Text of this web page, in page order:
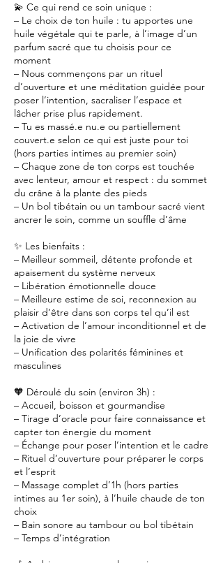
💫 Ce qui rend ce soin unique :
– Le choix de ton huile : tu apportes une
huile végétale qui te parle, à l’image d’un
parfum sacré que tu choisis pour ce
moment
– Nous commençons par un rituel
d’ouverture et une méditation guidée pour
poser l’intention, sacraliser l’espace et
lâcher prise plus rapidement.
– Tu es massé.e nu.e ou partiellement
couvert.e selon ce qui est juste pour toi
(hors parties intimes au premier soin)
– Chaque zone de ton corps est touchée
avec lenteur, amour et respect : du sommet
du crâne à la plante des pieds
– Un bol tibétain ou un tambour sacré vient
ancrer le soin, comme un souffle d’âme
✨ Les bienfaits :
– Meilleur sommeil, détente profonde et
apaisement du système nerveux
– Libération émotionnelle douce
– Meilleure estime de soi, reconnexion au
plaisir d’être dans son corps tel qu’il est
– Activation de l’amour inconditionnel et de
la joie de vivre
– Unification des polarités féminines et
masculines
🧡 Déroulé du soin (environ 3h) :
– Accueil, boisson et gourmandise
– Tirage d’oracle pour faire connaissance et
capter ton énergie du moment
– Échange pour poser l’intention et le cadre
– Rituel d’ouverture pour préparer le corps
et l’esprit
– Massage complet d’1h (hors parties
intimes au 1er soin), à l’huile chaude de ton
choix
– Bain sonore au tambour ou bol tibétain
– Temps d’intégration